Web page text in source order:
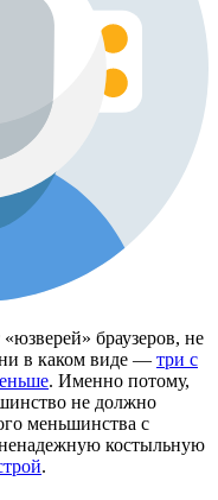
браузеров, не
в каком виде — три с
. Именно потому,
не должно
меньшинства с
костыльную
.